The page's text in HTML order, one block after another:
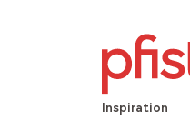
Inspiration